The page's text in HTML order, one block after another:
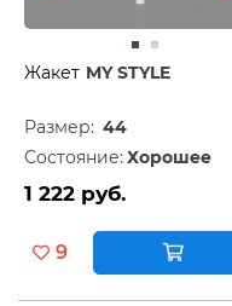
Жакет MY STYLE
Размер: 44
Состояние: Хорошее
1 222 руб.
9